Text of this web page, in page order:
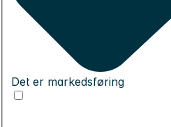
Det er markedsføring